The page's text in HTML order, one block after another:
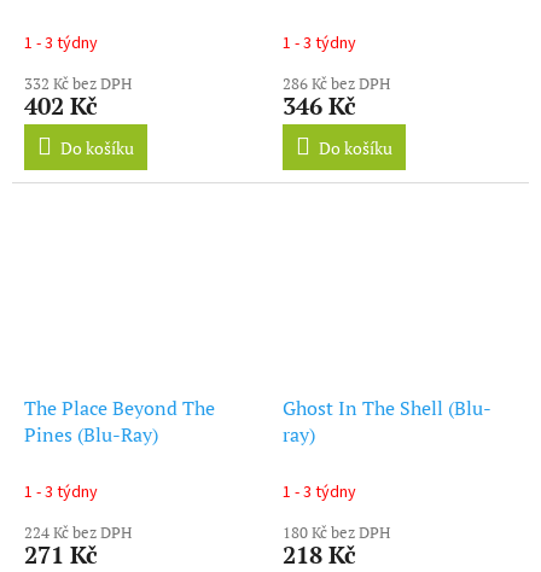
1 - 3 týdny
332 Kč bez DPH
402 Kč
Do košíku
1 - 3 týdny
286 Kč bez DPH
346 Kč
Do košíku
The Place Beyond The
Pines (Blu-Ray)
1 - 3 týdny
224 Kč bez DPH
271 Kč
Ghost In The Shell (Blu-
ray)
1 - 3 týdny
180 Kč bez DPH
218 Kč